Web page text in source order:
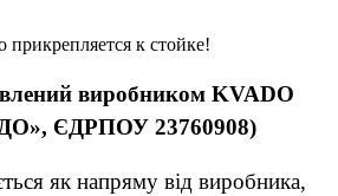
к стойке!
виробником KVADO
ЄДРПОУ 23760908)
як напряму від виробника,